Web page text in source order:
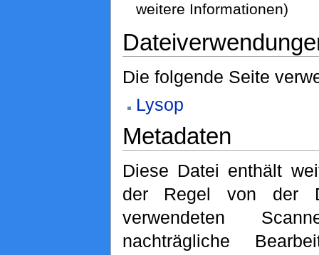
weitere Informationen)
Die folgende Seite
Lysop
Metadaten
Diese Datei enthält
der Regel von der
verwendeten
nachträgliche